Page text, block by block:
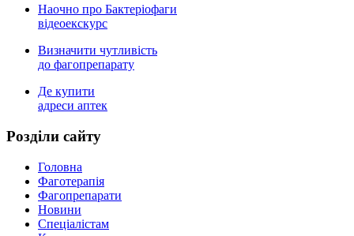
Наочно про Бактеріофаги
відеоекскурс
Визначити чутливість
до фагопрепарату
Де купити
адреси аптек
Роздiли сайту
Головна
Фаготерапія
Фагопрепарати
Новини
Спеціалістам